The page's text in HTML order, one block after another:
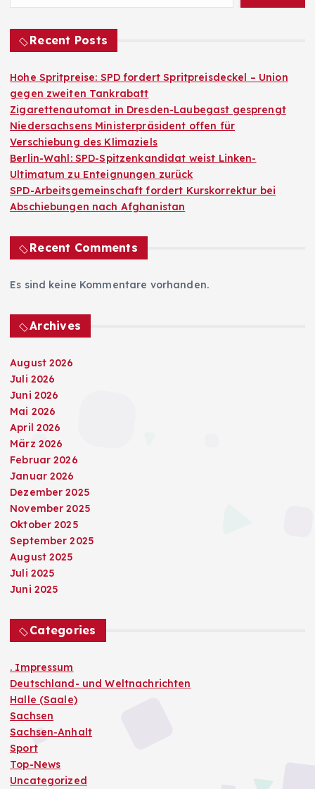
Recent Posts
Hohe Spritpreise: SPD fordert Spritpreisdeckel – Union
gegen zweiten Tankrabatt
Zigarettenautomat in Dresden-Laubegast gesprengt
Niedersachsens Ministerpräsident offen für
Verschiebung des Klimaziels
Berlin-Wahl: SPD-Spitzenkandidat weist Linken-
Ultimatum zu Enteignungen zurück
SPD-Arbeitsgemeinschaft fordert Kurskorrektur bei
Abschiebungen nach Afghanistan
Recent Comments
Es sind keine Kommentare vorhanden.
Archives
August 2026
Juli 2026
Juni 2026
Mai 2026
April 2026
März 2026
Februar 2026
Januar 2026
Dezember 2025
November 2025
Oktober 2025
September 2025
August 2025
Juli 2025
Juni 2025
Categories
. Impressum
Deutschland- und Weltnachrichten
Halle (Saale)
Sachsen
Sachsen-Anhalt
Sport
Top-News
Uncategorized